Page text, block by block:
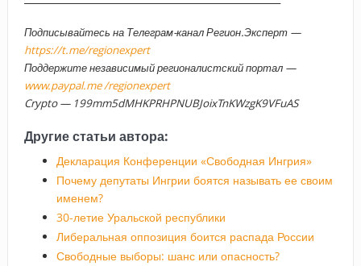
Подписывайтесь на Телеграм-канал Регион.Эксперт —
https://t.me/regionexpert
Поддержите независимый регионалистский портал —
www.paypal.me /regionexpert
Crypto — 199mm5dMHKPRHPNUBJoixTnKWzgK9VFuAS
Другие статьи автора:
Декларация Конференции «Свободная Ингрия»
Почему депутаты Ингрии боятся называть ее своим
именем?
30-летие Уральской республики
Либеральная оппозиция боится распада России
Свободные выборы: шанс или опасность?